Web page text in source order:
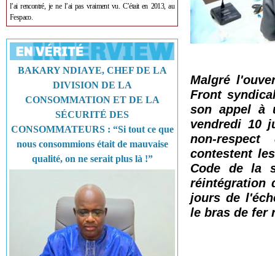
l’ai rencontré, je ne l’ai pas vraiment vu. C’était en 2013, au
Fespaco.
BAKARY NDIAYE, CHEF DE LA
DIVISION DE LA
CONSOMMATION ET DE LA
SÉCURITÉ DES
CONSOMMATEURS : “Si tout ce que
nous consommions était de mauvaise
qualité, on ne serait plus là !”
Malgré
Front
son appel à
vendredi 10
non-
contestent
Code de la
réintégration
jours de
le bras de fer